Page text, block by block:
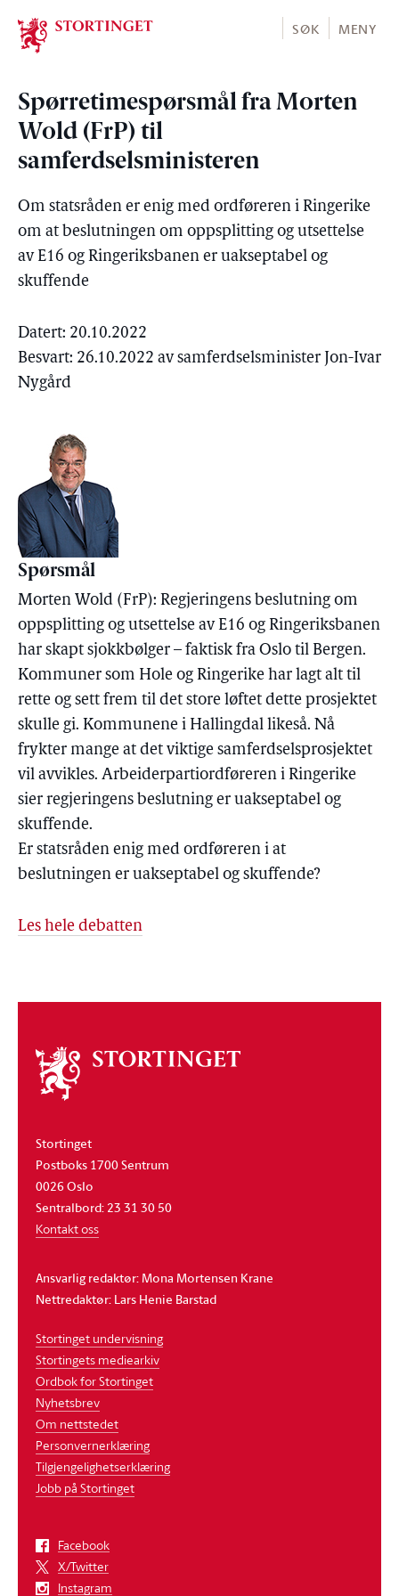
Stortinget.no
SØK MENY
Spørretimespørsmål fra Morten
Wold (FrP) til
samferdselsministeren
Om statsråden er enig med ordføreren i Ringerike
om at beslutningen om oppsplitting og utsettelse
av E16 og Ringeriksbanen er uakseptabel og
skuffende
Datert: 20.10.2022
Besvart: 26.10.2022 av samferdselsminister Jon-Ivar
Nygård
Spørsmål
Morten Wold (FrP): Regjeringens beslutning om
oppsplitting og utsettelse av E16 og Ringeriksbanen
har skapt sjokkbølger – faktisk fra Oslo til Bergen.
Kommuner som Hole og Ringerike har lagt alt til
rette og sett frem til det store løftet dette prosjektet
skulle gi. Kommunene i Hallingdal likeså. Nå
frykter mange at det viktige samferdselsprosjektet
vil avvikles. Arbeiderpartiordføreren i Ringerike
sier regjeringens beslutning er uakseptabel og
skuffende.
Er statsråden enig med ordføreren i at
beslutningen er uakseptabel og skuffende?
Les hele debatten
Om
stortinget
Stortinget
Postboks 1700 Sentrum
0026 Oslo
Sentralbord: 23 31 30 50
Kontakt oss
Ansvarlig redaktør: Mona Mortensen Krane
Nettredaktør: Lars Henie Barstad
Stortinget undervisning
Stortingets mediearkiv
Ordbok for Stortinget
Nyhetsbrev
Om nettstedet
Personvernerklæring
Tilgjengelighetserklæring
Jobb på Stortinget
Facebook
X/Twitter
Instagram